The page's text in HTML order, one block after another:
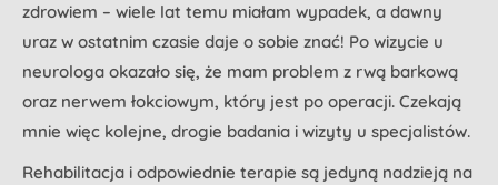
zdrowiem – wiele lat temu miałam wypadek, a dawny
uraz w ostatnim czasie daje o sobie znać! Po wizycie u
neurologa okazało się, że mam problem z rwą barkową
oraz nerwem łokciowym, który jest po operacji. Czekają
mnie więc kolejne, drogie badania i wizyty u specjalistów.
Rehabilitacja i odpowiednie terapie są jedyną nadzieją na